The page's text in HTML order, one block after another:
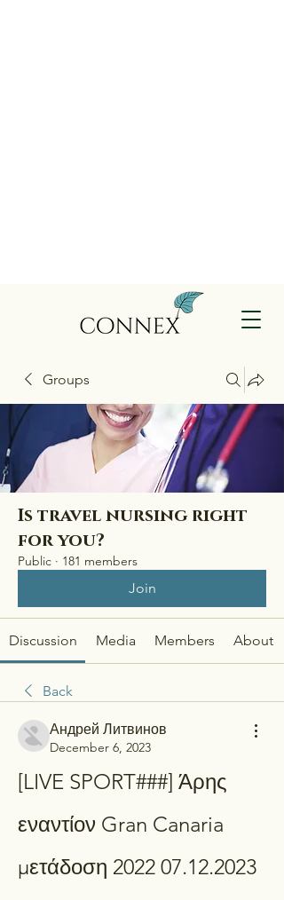
Groups
Is travel nursing right
for you?
Public · 181 members
Join
Discussion Media Members About
Back
Андрей Литвинов
December 6, 2023
[LIVE SPORT###] Άρης
εναντίον Gran Canaria
μετάδοση 2022 07.12.2023